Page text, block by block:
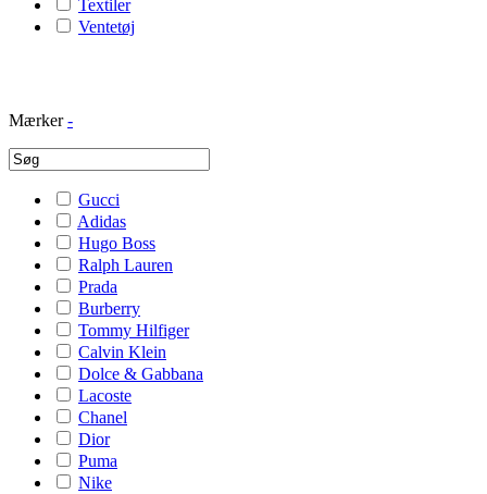
Textiler
Ventetøj
Mærker -
Gucci
Adidas
Hugo Boss
Ralph Lauren
Prada
Burberry
Tommy Hilfiger
Calvin Klein
Dolce & Gabbana
Lacoste
Chanel
Dior
Puma
Nike